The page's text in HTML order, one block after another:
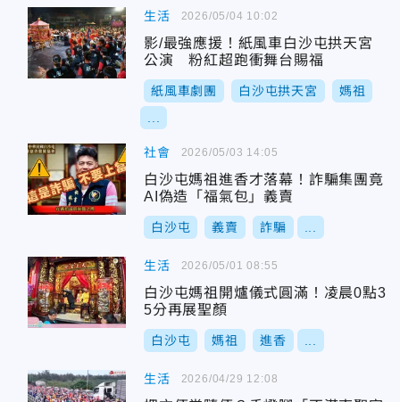
生活
影/最強應援！紙風車白沙屯拱天宮
公演 粉紅超跑衝舞台賜福
紙風車劇團 白沙屯拱天宮 媽祖
2026/05/04 10:02
社會
白沙屯媽祖進香才落幕！詐騙集團竟
AI偽造「福氣包」義賣
白沙屯 義賣 詐騙
2026/05/03 14:05
生活
白沙屯媽祖開爐儀式圓滿！凌晨0點3
5分再展聖顏
白沙屯 媽祖 進香
2026/05/01 08:55
生活 2026/04/29 12:08